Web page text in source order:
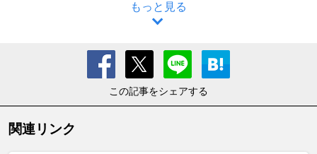
もっと見る
この記事をシェアする
関連リンク